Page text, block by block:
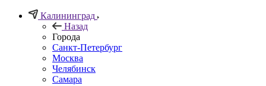
Калининград
Назад
Города
Санкт-Петербург
Москва
Челябинск
Самара